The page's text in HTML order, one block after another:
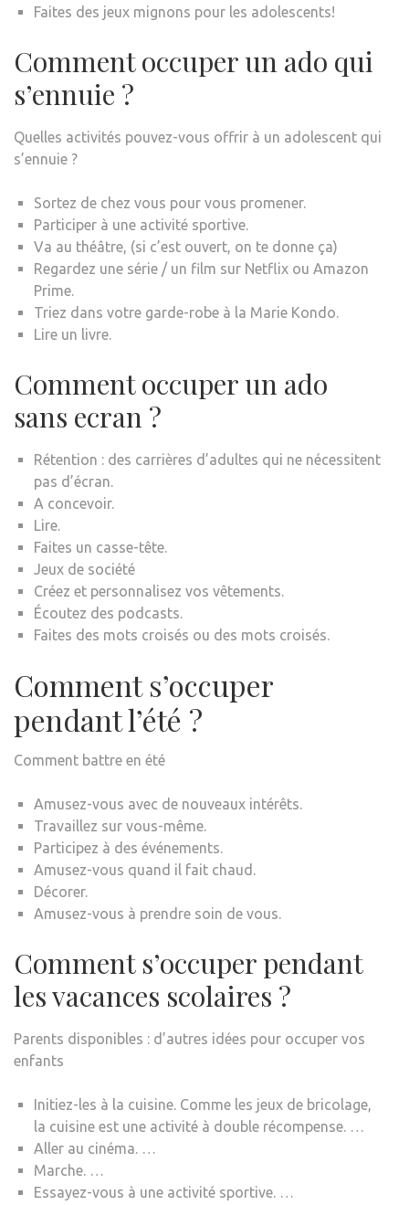
Faites des jeux mignons pour les adolescents!
Comment occuper un ado qui
s’ennuie ?
Quelles activités pouvez-vous offrir à un adolescent qui
s’ennuie ?
Sortez de chez vous pour vous promener.
Participer à une activité sportive.
Va au théâtre, (si c’est ouvert, on te donne ça)
Regardez une série / un film sur Netflix ou Amazon
Prime.
Triez dans votre garde-robe à la Marie Kondo.
Lire un livre.
Comment occuper un ado
sans ecran ?
Rétention : des carrières d’adultes qui ne nécessitent
pas d’écran.
A concevoir.
Lire.
Faites un casse-tête.
Jeux de société
Créez et personnalisez vos vêtements.
Écoutez des podcasts.
Faites des mots croisés ou des mots croisés.
Comment s’occuper
pendant l’été ?
Comment battre en été
Amusez-vous avec de nouveaux intérêts.
Travaillez sur vous-même.
Participez à des événements.
Amusez-vous quand il fait chaud.
Décorer.
Amusez-vous à prendre soin de vous.
Comment s’occuper pendant
les vacances scolaires ?
Parents disponibles : d’autres idées pour occuper vos
enfants
Initiez-les à la cuisine. Comme les jeux de bricolage,
la cuisine est une activité à double récompense. …
Aller au cinéma. …
Marche. …
Essayez-vous à une activité sportive. …